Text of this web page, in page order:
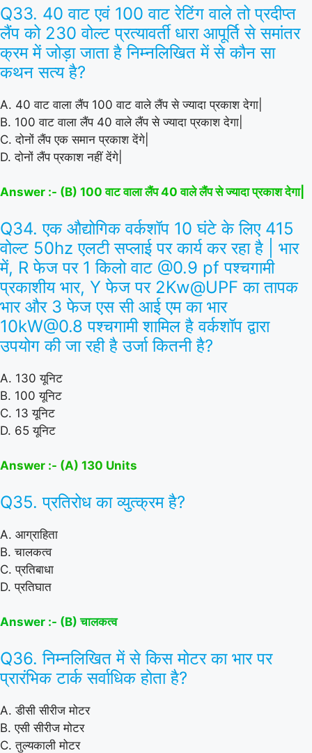
Q33. 40 वाट एवं 100 वाट रेटिंग वाले तो प्रदीप्त
लैंप को 230 वोल्ट प्रत्यावर्ती धारा आपूर्ति से समांतर
क्रम में जोड़ा जाता है निम्नलिखित में से कौन सा
कथन सत्य है?
A. 40 वाट वाला लैंप 100 वाट वाले लैंप से ज्यादा प्रकाश देगा|
B. 100 वाट वाला लैंप 40 वाले लैंप से ज्यादा प्रकाश देगा|
C. दोनों लैंप एक समान प्रकाश देंगे|
D. दोनों लैंप प्रकाश नहीं देंगे|
Answer :- (B) 100 वाट वाला लैंप 40 वाले लैंप से ज्यादा प्रकाश देगा|
Q34. एक औद्योगिक वर्कशॉप 10 घंटे के लिए 415
वोल्ट 50hz एलटी सप्लाई पर कार्य कर रहा है | भार
में, R फेज पर 1 किलो वाट @0.9 pf पश्चगामी
प्रकाशीय भार, Y फेज पर 2Kw@UPF का तापक
भार और 3 फेज एस सी आई एम का भार
10kW@0.8 पश्चगामी शामिल है वर्कशॉप द्वारा
उपयोग की जा रही है उर्जा कितनी है?
A. 130 यूनिट
B. 100 यूनिट
C. 13 यूनिट
D. 65 यूनिट
Answer :- (A) 130 Units
Q35. प्रतिरोध का व्युत्क्रम है?
A. आग्राहिता
B. चालकत्व
C. प्रतिबाधा
D. प्रतिघात
Answer :- (B) चालकत्व
Q36. निम्नलिखित में से किस मोटर का भार पर
प्रारंभिक टार्क सर्वाधिक होता है?
A. डीसी सीरीज मोटर
B. एसी सीरीज मोटर
C. तुल्यकाली मोटर